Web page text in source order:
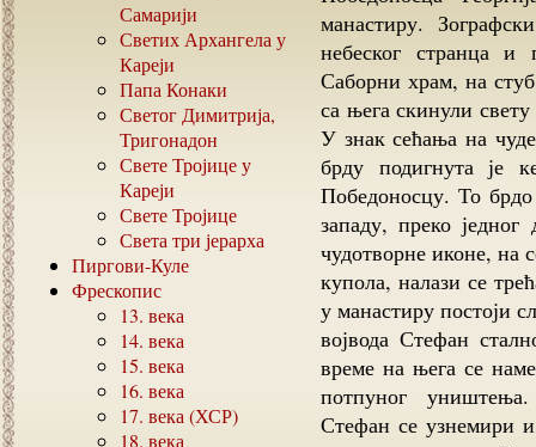
Самарији
Светих Архангела у
Кареји
Папа Конаки
Светог Димитрија,
Тригонадон
Свете Тројице у
Кареји
Свете Тројице
Света три јерарха
Пиргови-Куле
Фрескопис
13. века
14. века
15. века
16. века
17. века (ХСР)
18. века
манастиру.
небеског странца
Саборни храм, на
са њега скинули
У знак сећања на
брду подигнута је
Победоносцу. То
западу, преко
чудотворне иконе, на
купола, налази се
у манастиру постоји
војвода Стефан
време на њега се
потпуног
Стефан се узнемири